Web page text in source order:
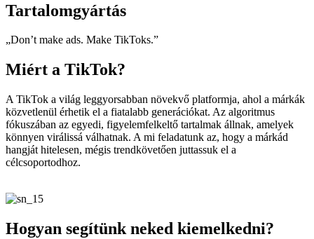
Tartalomgyártás
„Don’t make ads. Make TikToks.”
Miért a TikTok?
A TikTok a világ leggyorsabban növekvő platformja, ahol a márkák
közvetlenül érhetik el a fiatalabb generációkat. Az algoritmus
fókuszában az egyedi, figyelemfelkeltő tartalmak állnak, amelyek
könnyen virálissá válhatnak. A mi feladatunk az, hogy a márkád
hangját hitelesen, mégis trendkövetően juttassuk el a
célcsoportodhoz.
Hogyan segítünk neked kiemelkedni?